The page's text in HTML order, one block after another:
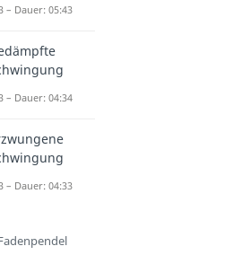
– Dauer: 05:43
– Dauer: 04:34
– Dauer: 04:33